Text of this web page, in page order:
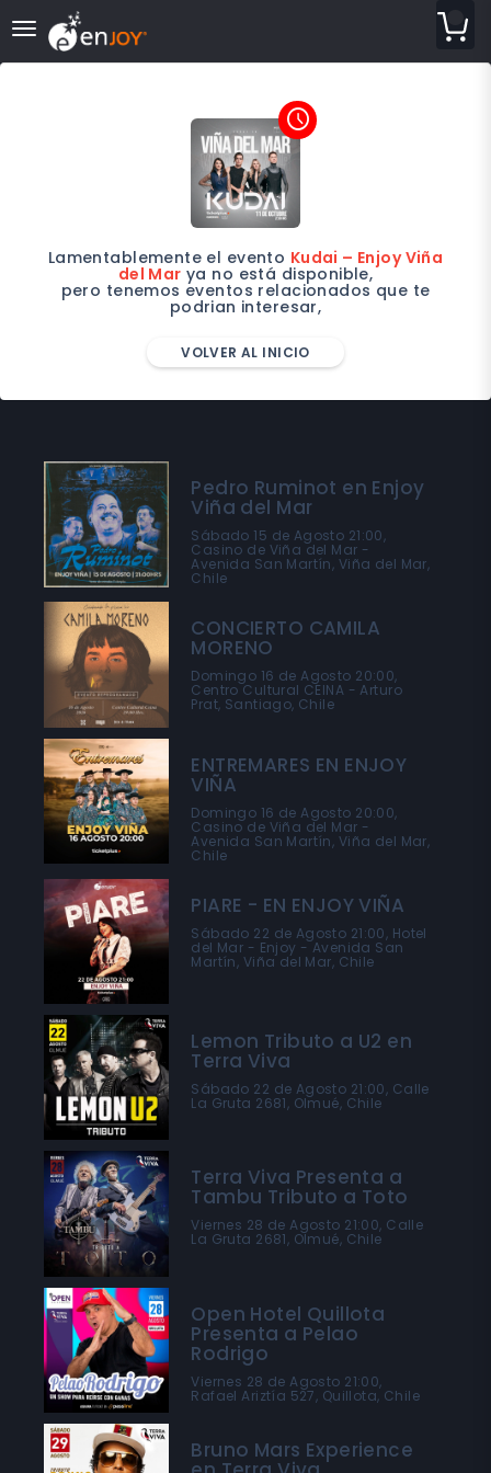
desplegar navegación
access_time
Lamentablemente el evento Kudai – Enjoy Viña
del Mar ya no está disponible,
pero tenemos eventos relacionados que te
podrian interesar,
VOLVER AL INICIO
Pedro Ruminot en Enjoy
Viña del Mar
Sábado 15 de Agosto 21:00,
Casino de Viña del Mar -
Avenida San Martín, Viña del Mar,
Chile
CONCIERTO CAMILA
MORENO
Domingo 16 de Agosto 20:00,
Centro Cultural CEINA - Arturo
Prat, Santiago, Chile
ENTREMARES EN ENJOY
VIÑA
Domingo 16 de Agosto 20:00,
Casino de Viña del Mar -
Avenida San Martín, Viña del Mar,
Chile
PIARE - EN ENJOY VIÑA
Sábado 22 de Agosto 21:00, Hotel
del Mar - Enjoy - Avenida San
Martín, Viña del Mar, Chile
Lemon Tributo a U2 en
Terra Viva
Sábado 22 de Agosto 21:00, Calle
La Gruta 2681, Olmué, Chile
Terra Viva Presenta a
Tambu Tributo a Toto
Viernes 28 de Agosto 21:00, Calle
La Gruta 2681, Olmué, Chile
Open Hotel Quillota
Presenta a Pelao
Rodrigo
Viernes 28 de Agosto 21:00,
Rafael Ariztía 527, Quillota, Chile
Bruno Mars Experience